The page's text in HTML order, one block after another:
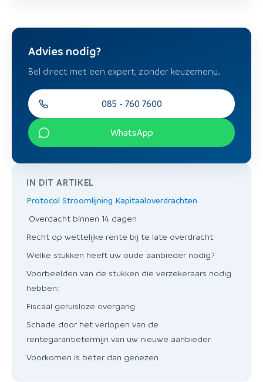
IN DIT ARTIKEL
Protocol Stroomlijning Kapitaaloverdrachten
Overdacht binnen 14 dagen
Recht op wettelijke rente bij te late overdracht
Welke stukken heeft uw oude aanbieder nodig?
Voorbeelden van de stukken die verzekeraars nodig
hebben:
Fiscaal geruisloze overgang
Schade door het verlopen van de
rentegarantietermijn van uw nieuwe aanbieder
Voorkomen is beter dan genezen
Advies nodig?
Bel direct met een expert, zonder keuzemenu.
085 - 760 7600
WhatsApp